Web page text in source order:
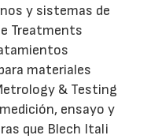
y sistemas de
Treatments
materiales
& Testing
ensayo y
que Blech Itali